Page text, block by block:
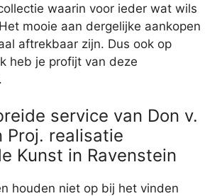
waarin voor ieder wat wils
mooie aan dergelijke aankopen
aftrekbaar zijn. Dus ook op
heb je profijt van deze
service van Don v.
Proj. realisatie
Kunst in Ravenstein
houden niet op bij het vinden